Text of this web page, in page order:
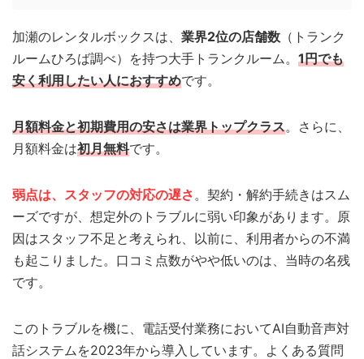
加瀬のレンタルボックスは、 業界2位の店舗数 （トランク
ルームひろば調べ）を持つ大手トランクルーム。 1円でも
安く利用したい人におすすめです。
月額料金と初期費用の安さは業界トップクラス。さらに、
月額料金は初月無料です。
弱点は、スタッフの対応の遅さ 。契約・解約手続きはスム
ーズですが、想定外のトラブルに弱い印象があります。原
因はスタッフ不足と考えられ、以前に、利用者からの不満
も起こりました。口コミ点数がやや低いのは、当時の名残
です。
このトラブルを機に、電話受付業務においてAI自動音声対
話システムを2023年から導入しています。よくある質問